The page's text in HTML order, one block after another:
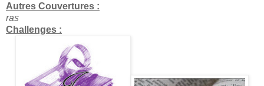
Autres Couvertures :
ras
Challenges :